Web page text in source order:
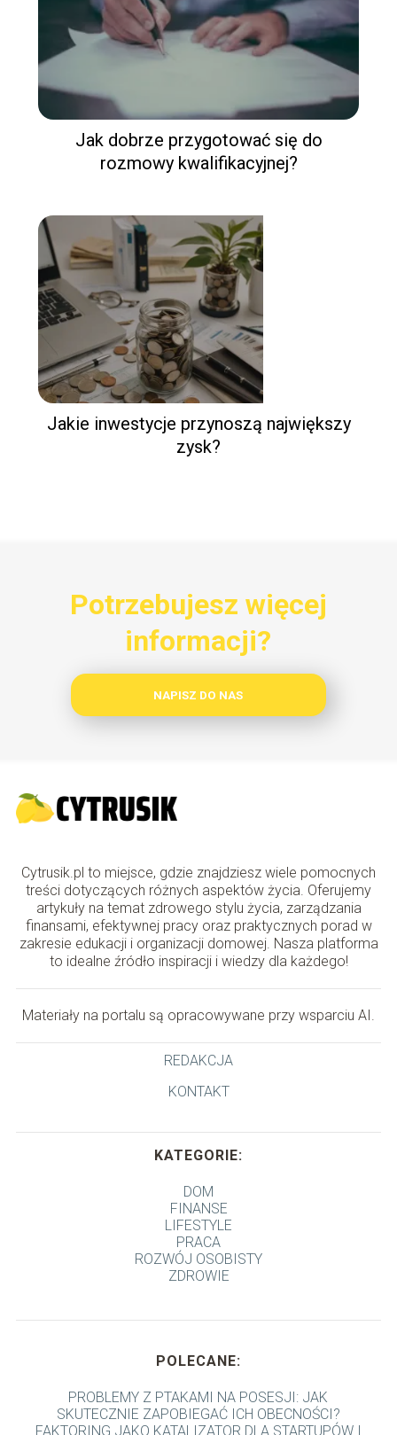
Jak dobrze przygotować się do
rozmowy kwalifikacyjnej?
Jakie inwestycje przynoszą największy
zysk?
Potrzebujesz więcej
informacji?
NAPISZ DO NAS
Cytrusik.pl to miejsce, gdzie znajdziesz wiele pomocnych
treści dotyczących różnych aspektów życia. Oferujemy
artykuły na temat zdrowego stylu życia, zarządzania
finansami, efektywnej pracy oraz praktycznych porad w
zakresie edukacji i organizacji domowej. Nasza platforma
to idealne źródło inspiracji i wiedzy dla każdego!
Materiały na portalu są opracowywane przy wsparciu AI.
REDAKCJA
KONTAKT
KATEGORIE:
DOM
FINANSE
LIFESTYLE
PRACA
ROZWÓJ OSOBISTY
ZDROWIE
POLECANE:
PROBLEMY Z PTAKAMI NA POSESJI: JAK
SKUTECZNIE ZAPOBIEGAĆ ICH OBECNOŚCI?
FAKTORING JAKO KATALIZATOR DLA STARTUPÓW I